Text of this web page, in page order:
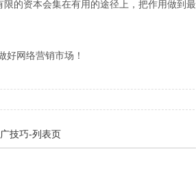
的资本会集在有用的途径上，把作用做到最
好网络营销市场！
技巧-列表页